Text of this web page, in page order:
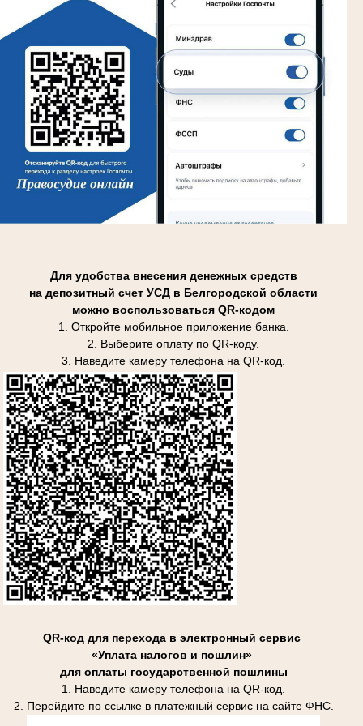
Для удобства внесения денежных средств
на депозитный счет УСД в Белгородской области
можно воспользоваться QR-кодом
1. Откройте мобильное приложение банка.
2. Выберите оплату по QR-коду.
3. Наведите камеру телефона на QR-код.
QR-код для перехода в электронный сервис
«Уплата налогов и пошлин»
для оплаты государственной пошлины
1. Наведите камеру телефона на QR-код.
2. Перейдите по ссылке в платежный сервис на сайте ФНС.